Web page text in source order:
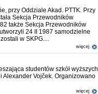
przy Oddziale Akad. PTTK. Przy
Sekcja Przewodników
także Sekcja Przewodników
24 II 1987 samodzielne
w SKPG....
więcej
studentów szkół wyższych
Alexander Vojček. Organizowano
więcej